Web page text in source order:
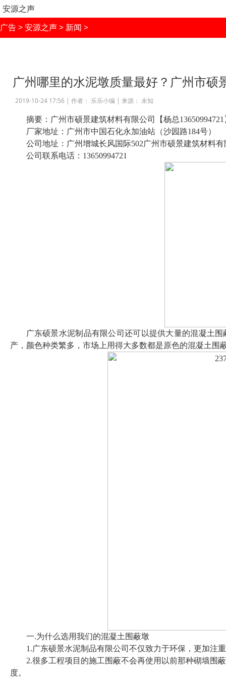
安源之声
广告>安源之声> 新闻 >
广州哪里的水泥墩质量最好？广州市硕
2019-10-24 17:56 | 作者： 乐乐小编 | 来源： 未知
摘要：广州市硕景建筑材料有限公司【杨总
厂家地址：广州市中国石化永加油站（沙园路184号）
公司地址：广州增城长风国际502广州市硕景建筑材料有
公司联系电话：13650994721
广东硕景水泥制品有限公司还可以提供大量的混凝土
产，颜色种类繁多，市场上用得大多数都是原色的混凝土围
一.为什么选用我们的混凝土围蔽墩
1.广东硕景水泥制品有限公司不仅致力于环保，更加注
2.很多工程项目的施工围蔽不会再使用以前那种砌墙围
度。